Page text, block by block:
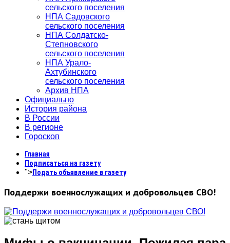
сельского поселения
НПА Садовского
сельского поселения
НПА Солдатско-
Степновского
сельского поселения
НПА Урало-
Ахтубинского
сельского поселения
Архив НПА
Официально
История района
В России
В регионе
Гороскоп
Главная
Подписаться на газету
">Подать объявление в газету
Поддержи военнослужащих и добровольцев СВО!